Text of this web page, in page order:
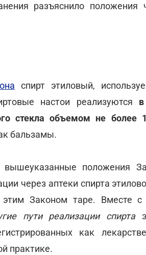
разъяснило положения
спирт этиловый,
настои реализуются
стекла объемом не более
бальзамы.
положения
через аптеки спирта
этим Законом таре. Вместе
пути реализации спирта
как
практике.